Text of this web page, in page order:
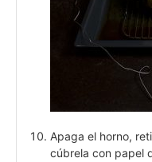
Apaga el horno,
cúbrela con papel